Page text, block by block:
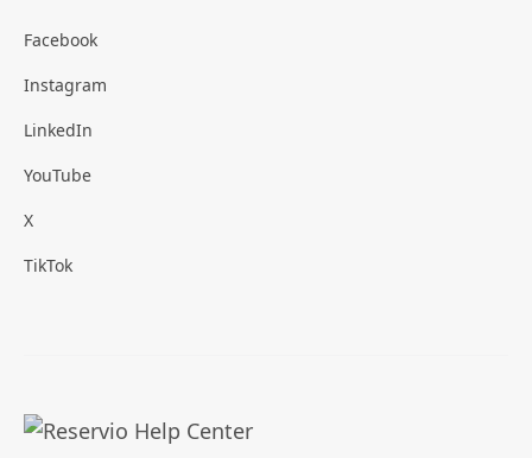
Facebook
Instagram
LinkedIn
YouTube
X
TikTok